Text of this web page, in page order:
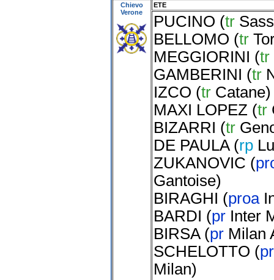
Chievo
Verone
ETE
PUCINO (tr
BELLOMO (tr
MEGGIORINI (tr
GAMBERINI (tr
IZCO (tr Catane)
MAXI LOPEZ (tr
BIZARRI (tr
DE PAULA(rp
ZUKANOVIC (
Gantoise)
BIRAGHI (proa
BARDI (pr Inter
BIRSA(pr Milan
SCHELOTTO (
Milan)